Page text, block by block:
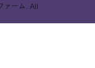
ァーム. All